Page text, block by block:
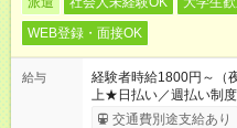
WEB登録・面接OK
給与
経験者時給1800円～（
上★日払い／週払い制
は手続き完了次第のお
交通費別途支給あり